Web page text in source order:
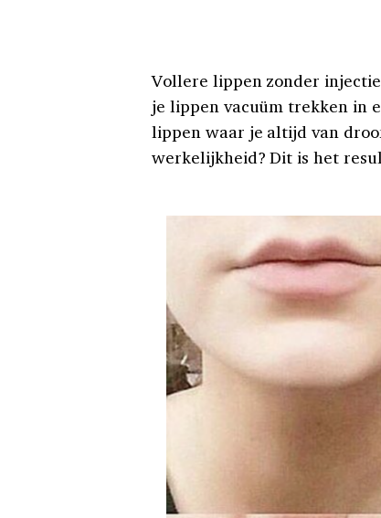
Vollere lippen zonder
je lippen vacuüm trekken in
lippen waar je altijd van
werkelijkheid? Dit is het